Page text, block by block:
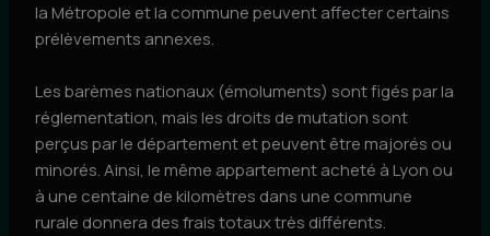
la Métropole et la commune peuvent affecter certains
prélèvements annexes.
Les barèmes nationaux (émoluments) sont figés par la
réglementation, mais les droits de mutation sont
perçus par le département et peuvent être majorés ou
minorés. Ainsi, le même appartement acheté à Lyon ou
à une centaine de kilomètres dans une commune
rurale donnera des frais totaux très différents.